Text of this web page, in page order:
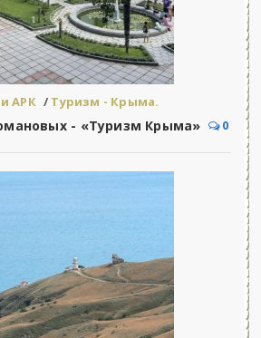
АРК / Туризм - Крыма.
- «Туризм Крыма» 0